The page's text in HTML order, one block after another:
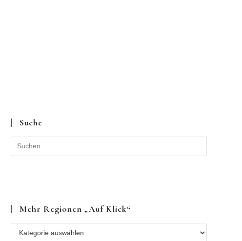
Suche
Mehr Regionen „auf Klick“
Mehr